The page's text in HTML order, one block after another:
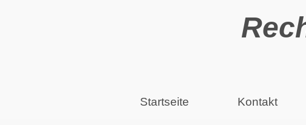
Startseite Kontakt